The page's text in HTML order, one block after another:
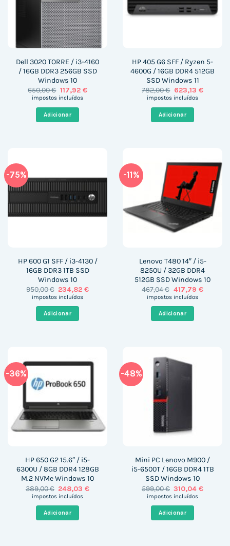
Dell 3020 TORRE / i3-4160
/ 16GB DDR3 256GB SSD
Windows 10
650,00€ O
preço
650,00 €.
117,92 €O
impostos incluídos
Adicionar
HP 405 G6 SFF / Ryzen 5-
4600G / 16GB DDR4 512GB
SSD Windows 11
782,00€ O
preço
782,00 €.
623,13 €O
impostos incluídos
Adicionar
-75%
HP 600 G1 SFF / i3-4130 /
16GB DDR3 1TB SSD
Windows 10
950,00€ O
preço
era:
950,00 €.
234,82€O
impostos incluídos
Adicionar
-11%
Lenovo T480 14″ / i5-
8250U / 32GB DDR4
512GB SSD Windows 10
467,04€ O
preço
era:
467,04 €.
417,79 €O
impostos incluídos
Adicionar
-36%
HP 650 G2 15.6″ / i5-
6300U / 8GB DDR4 128GB
M.2 NVMe Windows 10
389,00€ O
preço
era:
389,00 €.
248,03€O
impostos incluídos
Adicionar
-48%
Mini PC Lenovo M900 /
i5-6500T / 16GB DDR4 1TB
SSD Windows 10
599,00€ O
preço
era:
599,00 €.
310,04€O
impostos incluídos
Adicionar